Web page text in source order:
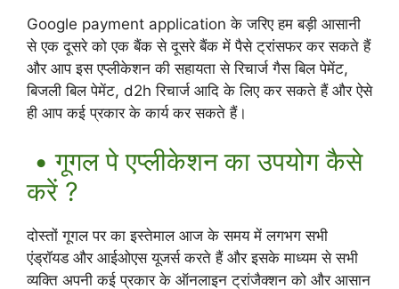
Google payment application के जरिए हम बड़ी आसानी
से एक दूसरे को एक बैंक से दूसरे बैंक में पैसे ट्रांसफर कर सकते हैं
और आप इस एप्लीकेशन की सहायता से रिचार्ज गैस बिल पेमेंट,
बिजली बिल पेमेंट, d2h रिचार्ज आदि के लिए कर सकते हैं और ऐसे
ही आप कई प्रकार के कार्य कर सकते हैं।
• गूगल पे एप्लीकेशन का उपयोग कैसे
करें ?
दोस्तों गूगल पर का इस्तेमाल आज के समय में लगभग सभी
एंड्रॉयड और आईओएस यूजर्स करते हैं और इसके माध्यम से सभी
व्यक्ति अपनी कई प्रकार के ऑनलाइन ट्रांजैक्शन को और आसान